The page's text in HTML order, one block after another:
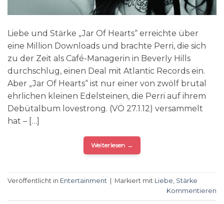
Liebe und Stärke „Jar Of Hearts“ erreichte über
eine Million Downloads und brachte Perri, die sich
zu der Zeit als Café-Managerin in Beverly Hills
durchschlug, einen Deal mit Atlantic Records ein.
Aber „Jar Of Hearts“ ist nur einer von zwölf brutal
ehrlichen kleinen Edelsteinen, die Perri auf ihrem
Debütalbum lovestrong. (VÖ 27.1.12) versammelt
hat – […]
Weiterlesen →
Veröffentlicht in Entertainment Markiert mit Liebe Stärke
Kommentieren